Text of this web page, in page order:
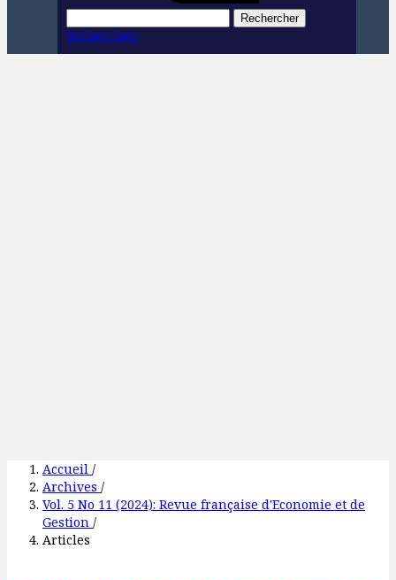
Rechercher
Rechercher
Accueil /
Archives /
Vol. 5 No 11 (2024): Revue française d'Economie et de
Gestion /
Articles